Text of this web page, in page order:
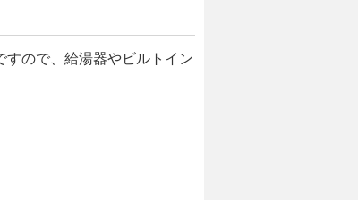
ので、給湯器やビルトイン